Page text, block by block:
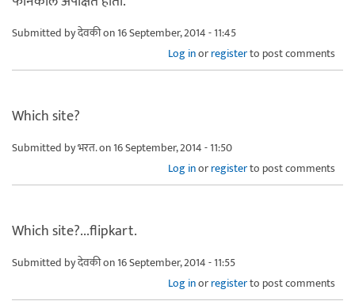
Submitted byदेवकीon 16 September, 2014 - 11:45
Log inorregisterto post comments
Which site?
Submitted byभरत.on 16 September, 2014 - 11:50
Log inorregisterto post comments
Which site?...flipkart.
Submitted byदेवकीon 16 September, 2014 - 11:55
Log inorregisterto post comments